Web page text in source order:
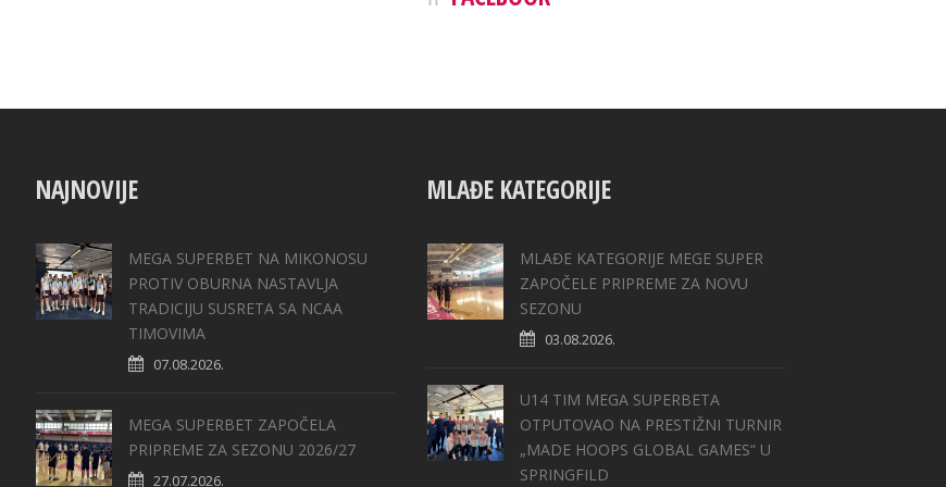
NAJNOVIJE
MEGA SUPERBET NA MIKONOSU
PROTIV OBURNA NASTAVLJA
TRADICIJU SUSRETA SA NCAA
TIMOVIMA
07.08.2026.
MEGA SUPERBET ZAPOČELA
PRIPREME ZA SEZONU 2026/27
27.07.2026.
MLAĐE KATEGORIJE
MLAĐE KATEGORIJE MEGE SUPER
ZAPOČELE PRIPREME ZA NOVU
SEZONU
03.08.2026.
U14 TIM MEGA SUPERBETA
OTPUTOVAO NA PRESTIŽNI TURNIR
„MADE HOOPS GLOBAL GAMES“ U
SPRINGFILD